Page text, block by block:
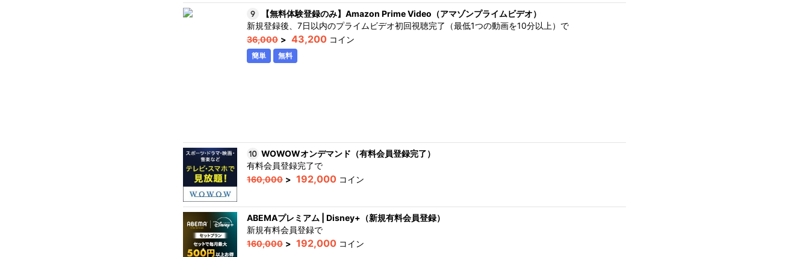
【無料体験登録のみ】Amazon Prime Video（アマゾンプライムビデオ）
新規登録後、7日以内のプライムビデオ初回視聴完了（最低1つの動画を10分以上） で
36,000 > 43,200 コイン
簡単 無料
WOWOWオンデマンド（有料会員登録完了）
有料会員登録完了で
160,000 > 192,000 コイン
ABEMAプレミアム | Disney+（新規有料会員登録）
新規有料会員登録で
160,000 > 192,000 コイン